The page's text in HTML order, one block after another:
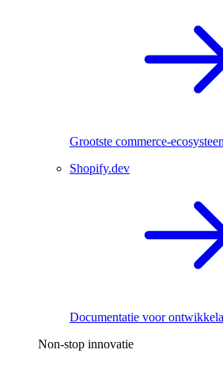
Grootste commerce-
Shopify.dev
Documentatie voor
Non-stop innovatie